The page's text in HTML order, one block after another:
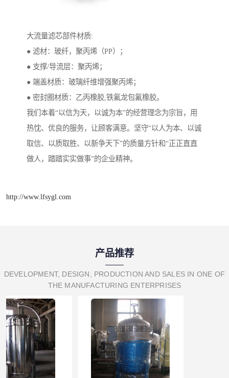
大流量滤芯部件材质:
● 滤材：玻纤，聚丙烯（PP）；
● 支撑/导流层：聚丙烯；
● 端盖材质：玻璃纤维增强聚丙烯；
● 密封圈材质：乙丙橡胶,铁氟龙包氟橡胶。
我们本着“以信为天，以诚为本”的经营理念为宗旨，用
热忱、优良的服务，让顾客满意。坚守“以人为本、以诚
取信、以质取胜、以新争天下”的质量方针和“正正直直
做人，踏踏实实做事”的企业精神。
http://www.lfsygl.com
产品推荐
DEVELOPMENT, DESIGN, PRODUCTION AND SALES IN ONE OF
THE MANUFACTURING ENTERPRISES